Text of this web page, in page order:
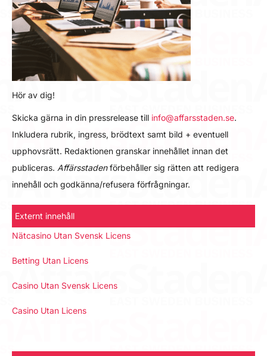
Hör av dig!
Skicka gärna in din pressrelease till info@affarsstaden.se.
Inkludera rubrik, ingress, brödtext samt bild + eventuell
upphovsrätt. Redaktionen granskar innehållet innan det
publiceras. Affärsstadenförbehåller sig rätten att redigera
innehåll och godkänna/refusera förfrågningar.
Externt innehåll
Nätcasino Utan Svensk Licens
Betting Utan Licens
Casino Utan Svensk Licens
Casino Utan Licens